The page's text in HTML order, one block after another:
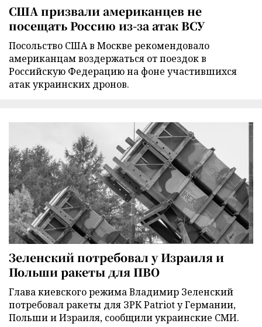
США призвали американцев не
посещать Россию из-за атак ВСУ
Посольство США в Москве рекомендовало
американцам воздержаться от поездок в
Российскую Федерацию на фоне участившихся
атак украинских дронов.
Зеленский потребовал у Израиля и
Польши ракеты для ПВО
Глава киевского режима Владимир Зеленский
потребовал ракеты для ЗРК Patriot у Германии,
Польши и Израиля, сообщили украинские СМИ.